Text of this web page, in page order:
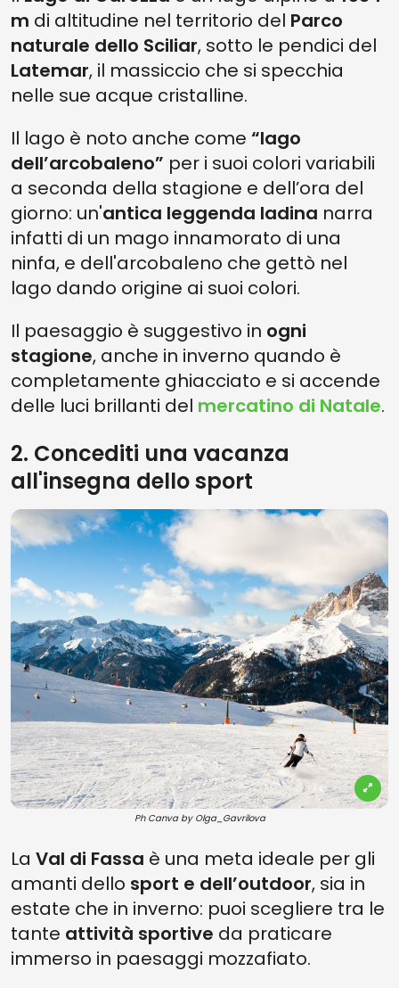
m di altitudine nel territorio del Parco
naturale dello Sciliar, sotto le pendici del
Latemar, il massiccio che si specchia
nelle sue acque cristalline.
Il lago è noto anche come “lago
dell’arcobaleno” per i suoi colori variabili
a seconda della stagione e dell’ora del
giorno: un'antica leggenda ladina narra
infatti di un mago innamorato di una
ninfa, e dell'arcobaleno che gettò nel
lago dando origine ai suoi colori.
Il paesaggio è suggestivo in ogni
stagione, anche in inverno quando è
completamente ghiacciato e si accende
delle luci brillanti del mercatino di Natale.
2. Concediti una vacanza
all'insegna dello sport
Ph Canva by Olga_Gavrilova
La Val di Fassa è una meta ideale per gli
amanti dello sport e dell’outdoor, sia in
estate che in inverno: puoi scegliere tra le
tante attività sportive da praticare
immerso in paesaggi mozzafiato.